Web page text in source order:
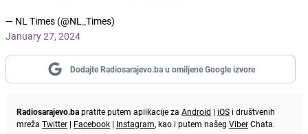
— NL Times (@NL_Times)
January 27, 2024
Dodajte Radiosarajevo.ba u omiljene Google izvore
Radiosarajevo.bapratite putem aplikacije za Android | iOS i društvenih
mreža Twitter | Facebook | Instagram, kao i putem našeg ViberChata.